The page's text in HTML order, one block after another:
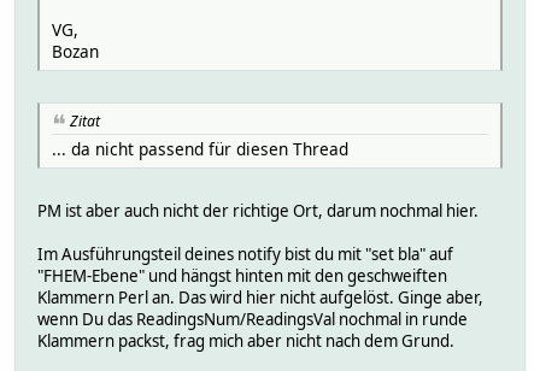
VG,
Bozan
Zitat
... da nicht passend für diesen Thread
PM ist aber auch nicht der richtige Ort, darum nochmal hier.
Im Ausführungsteil deines notify bist du mit "set bla" auf
"FHEM-Ebene" und hängst hinten mit den geschweiften
Klammern Perl an. Das wird hier nicht aufgelöst. Ginge aber,
wenn Du das ReadingsNum/ReadingsVal nochmal in runde
Klammern packst, frag mich aber nicht nach dem Grund.